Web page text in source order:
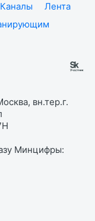
Каналы
Лента
вн.тер.г.
Минцифры: